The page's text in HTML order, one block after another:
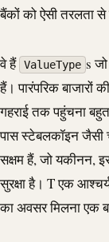
बैंकों को ऐसी तरलता
वे हैं ValueType s
हैं। पारंपरिक बाजारों
गहराई तक पहुंचना
पास स्टेबलकॉइन जैसी
सक्षम हैं, जो यकीनन,
सुरक्षा है। T एक
का अवसर मिलना एक